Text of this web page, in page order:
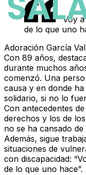
"Voy a
de lo que uno
Adoración García
Con 89 años,
durante muchos
comenzó. Una
causa y en donde
solidario, si no lo
Con antecedentes
derechos y los de
no se ha cansado
Además, sigue
situaciones de
con discapacidad:
de lo que uno hace”.